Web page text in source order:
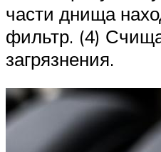
части днища
фильтр. (4)
загрязнения.